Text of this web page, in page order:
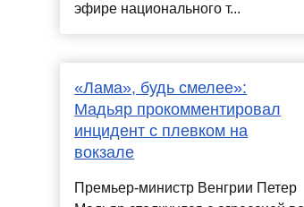
эфире национального т...
«Лама», будь смелее»:
Мадьяр прокомментировал
инцидент с плевком на
вокзале
Премьер-министр Венгрии Петер